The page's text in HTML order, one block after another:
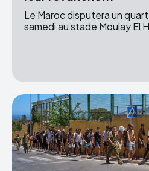
Le Maroc disputera un
samedi au stade Moulay El